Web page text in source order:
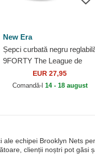
New Era
Șepci curbată negru
9FORTY The League de
Brooklyn Nets NBA de New
Era
EUR 27,95
Comandă-l 14 - 18 august
echipei Brooklyn Nets
clienții noștri pot găsi